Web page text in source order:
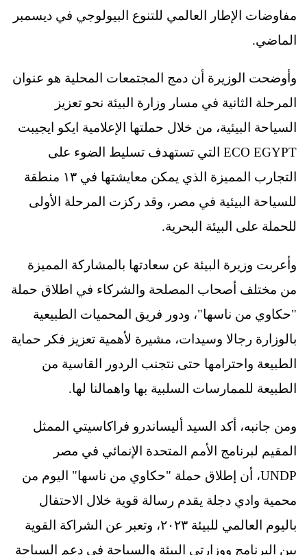
مفاوضات الإطار العالمي للتنوع البيولوجي في ديسمبر
الماضي.
وأوضحت الوزيرة أن دمج المجتمعات المحلية هو عنوان
المرحلة الثانية في مسار وزارة البيئة نحو تعزيز
السياحة البيئية، من خلال حملتها الإعلامية ايكو ايجيبت
ECO EGYPT التي تستهدف تسليط الضوء على
التجارب المميزة الذي يمكن معايشتها في ١٣ منطقة
للسياحة البيئية في مصر، وقد ركزت المرحلة الأولى
للحملة على البيئة البحرية.
وأعربت وزيرة البيئة عن سعادتها بالمشاركة المميزة
من مختلف أصحاب المصلحة والشركاء في اطلاق حملة
"حكاوي من ناسها"، ودور فريق المحميات الطبيعية
بالوزارة رجالا وسيدات، مشيرة لأهمية تعزيز فكر حماية
الطبيعة واحترامها حتى نتجنب الردور القاسية من
الطبيعة للممارسات السلبية بها واهمالنا لها.
ومن جانبه، أكد السيد أليساندرو فراكاسيتي الممثل
المقيم لبرنامج الأمم المتحدة الإنمائي في مصر
UNDP، أن إطلاق حملة "حكاوي من ناسها" اليوم من
محمية وادي دجلة يقدم رسالة قوية خلال الاحتفال
باليوم العالمي للبيئة ٢٠٢٣، وتعبر عن الشراكة القوية
بين البرنامج ووزارتي البيئة والسياحة في دعم السياحة